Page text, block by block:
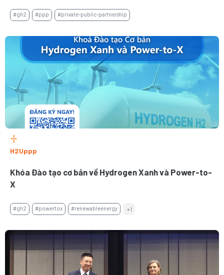
#gh2 #ppp #private-public-partnership
H2Uppp
Khóa Đào tạo cơ bản về Hydrogen Xanh và Power-to-
X
#gh2 #powertox #renewableenergy +1